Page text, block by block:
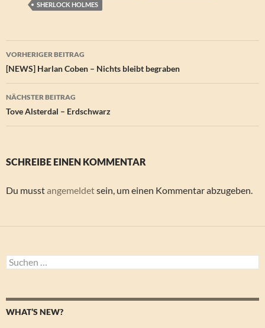
SHERLOCK HOLMES
Beitragsnavigation
VORHERIGER BEITRAG
[NEWS] Harlan Coben – Nichts bleibt begraben
NÄCHSTER BEITRAG
Tove Alsterdal – Erdschwarz
SCHREIBE EINEN KOMMENTAR
Du musstangemeldetsein, um einen Kommentar abzugeben.
Suchen
nach:
WHAT’S NEW?